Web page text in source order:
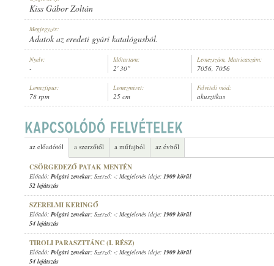
POLGÁRI ZENEKAR
LEMEZSZÁM:
Kiss Gábor Zoltán
Megjegyzés:
Adatok az eredeti gyári katalógusból.
Nyelv:
-
Időtartam:
2' 30"
Lemezszám, Matricaszám:
7056, 7056
Lemeztípus:
78 rpm
Lemezméret:
25 cm
Felvételi mód:
akusztikus
az előadótól a szerzőtől a műfajból az évből
CSÖRGEDEZŐ PATAK MENTÉN
Előadó: Polgári zenekar; Szerző: -; Megjelenés ideje: 1909 körül
52 lejátszás
SZERELMI KERINGŐ
Előadó: Polgári zenekar; Szerző: -; Megjelenés ideje: 1909 körül
54 lejátszás
TIROLI PARASZTTÁNC (I. RÉSZ)
Előadó: Polgári zenekar; Szerző: -; Megjelenés ideje: 1909 körül
54 lejátszás